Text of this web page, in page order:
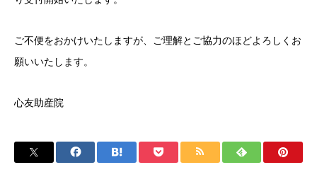
ご不便をおかけいたしますが、ご理解とご協力のほどよろしくお
願いいたします。
心友助産院